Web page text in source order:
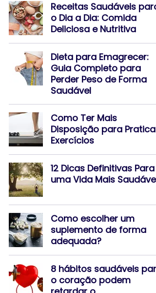
Receitas Saudáveis para
o Dia a Dia: Comida
Deliciosa e Nutritiva
Dieta para Emagrecer:
Guia Completo para
Perder Peso de Forma
Saudável
Como Ter Mais
Disposição para Praticar
Exercícios
12 Dicas Definitivas Para
uma Vida Mais Saudável
Como escolher um
suplemento de forma
adequada?
8 hábitos saudáveis para
o coração podem